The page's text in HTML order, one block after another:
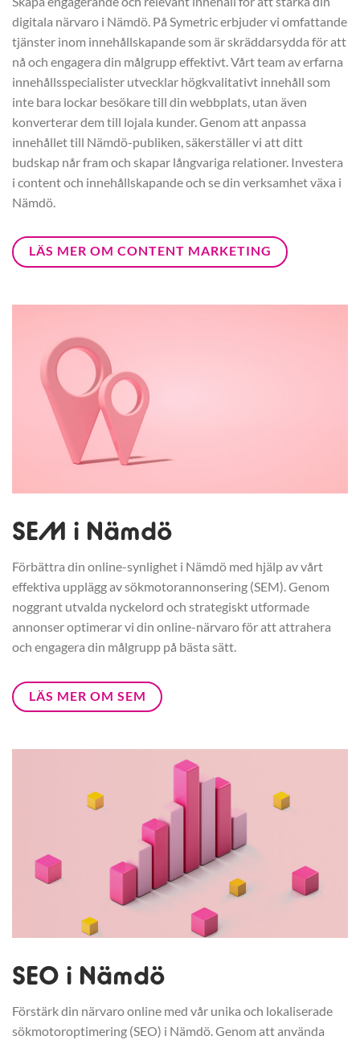
digitala närvaro i Nämdö. På Symetric erbjuder vi omfattande
tjänster inom innehållskapande som är skräddarsydda för att
nå och engagera din målgrupp effektivt. Vårt team av erfarna
innehållsspecialister utvecklar högkvalitativt innehåll som
inte bara lockar besökare till din webbplats, utan även
konverterar dem till lojala kunder. Genom att anpassa
innehållet till Nämdö-publiken, säkerställer vi att ditt
budskap når fram och skapar långvariga relationer. Investera
i content och innehållskapande och se din verksamhet växa i
Nämdö.
LÄS MER OM CONTENT MARKETING
SEM i Nämdö
Förbättra din online-synlighet i Nämdö med hjälp av vårt
effektiva upplägg av sökmotorannonsering (SEM). Genom
noggrant utvalda nyckelord och strategiskt utformade
annonser optimerar vi din online-närvaro för att attrahera
och engagera din målgrupp på bästa sätt.
LÄS MER OM SEM
SEO i Nämdö
Förstärk din närvaro online med vår unika och lokaliserade
sökmotoroptimering (SEO) i Nämdö. Genom att använda